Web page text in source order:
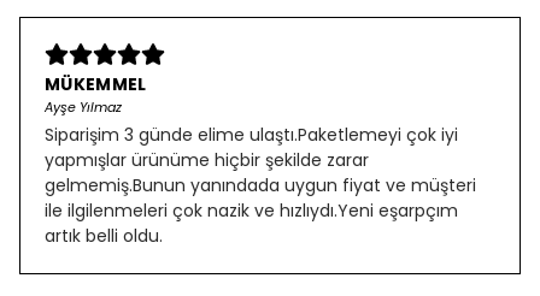
MÜKEMMEL
Ayşe Yılmaz
Siparişim 3 günde elime ulaştı.Paketlemeyi çok iyi
yapmışlar ürünüme hiçbir şekilde zarar
gelmemiş.Bunun yanındada uygun fiyat ve müşteri
ile ilgilenmeleri çok nazik ve hızlıydı.Yeni eşarpçım
artık belli oldu.